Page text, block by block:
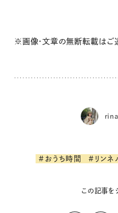
※画像・文章の無断転載はご
rina
#おうち時間 #リンネ
この記事を